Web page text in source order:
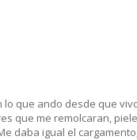
lo que ando desde que
que me remolcaran,
daba igual el